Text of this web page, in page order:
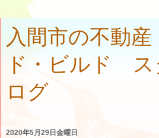
入間市の不動
ド・ビルド ス
ログ
2020年5月29日金曜日